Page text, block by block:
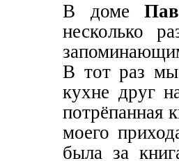
В доме
несколько
В тот раз мы
кухне друг
потрёпанная
моего
была за